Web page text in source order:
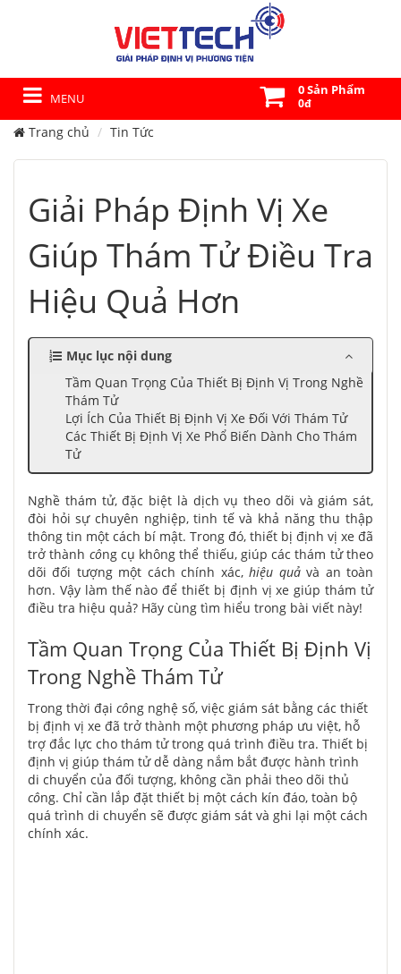
MENU
0 Sản Phẩm
0đ
Trang chủ Tin Tức
Giải Pháp Định Vị Xe
Giúp Thám Tử Điều Tra
Hiệu Quả Hơn
Mục lục nội dung
Tầm Quan Trọng Của Thiết Bị Định Vị Trong Nghề
Thám Tử
Lợi Ích Của Thiết Bị Định Vị Xe Đối Với Thám Tử
Các Thiết Bị Định Vị Xe Phổ Biến Dành Cho Thám
Tử
Nghề thám tử, đặc biệt là dịch vụ theo dõi và giám sát,
đòi hỏi sự chuyên nghiệp, tinh tế và khả năng thu thập
thông tin một cách bí mật. Trong đó, thiết bị định vị xe đã
trở thành công cụ không thể thiếu, giúp các thám tử theo
dõi đối tượng một cách chính xác,hiệu quảvà an toàn
hơn. Vậy làm thế nào để thiết bị định vị xe giúp thám tử
điều tra hiệu quả? Hãy cùng tìm hiểu trong bài viết này!
Tầm Quan Trọng Của Thiết Bị Định Vị
Trong Nghề Thám Tử
Trong thời đại công nghệ số, việc giám sát bằng các thiết
bị định vị xe đã trở thành một phương pháp ưu việt, hỗ
trợ đắc lực cho thám tử trong quá trình điều tra. Thiết bị
định vị giúp thám tử dễ dàng nắm bắt được hành trình
di chuyển của đối tượng, không cần phải theo dõi thủ
công. Chỉ cần lắp đặt thiết bị một cách kín đáo, toàn bộ
quá trình di chuyển sẽ được giám sát và ghi lại một cách
chính xác.